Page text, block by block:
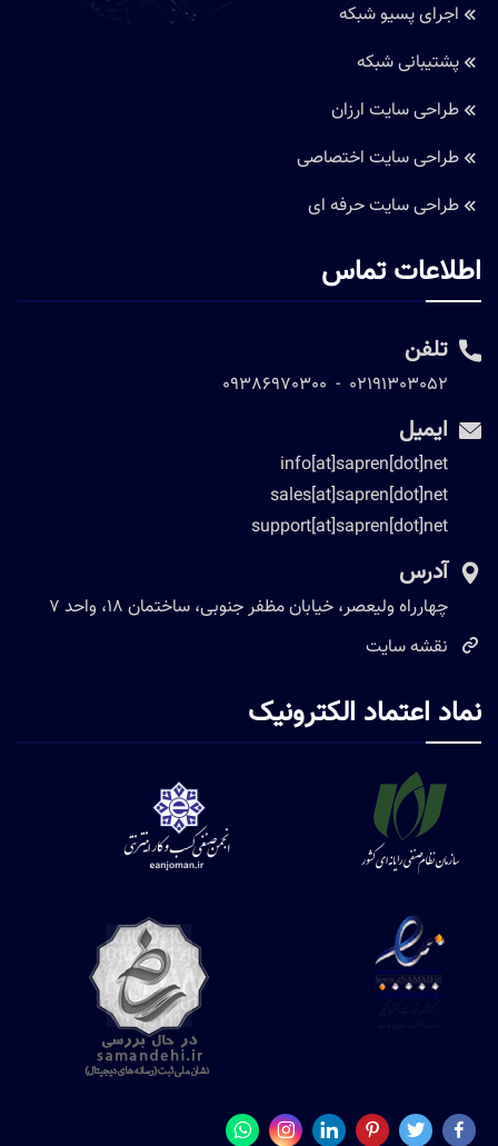
اجرای پسیو شبکه
پشتیبانی شبکه
طراحی سایت ارزان
طراحی سایت اختصاصی
طراحی سایت حرفه ای
اطلاعات تماس
تلفن
02191303052
-
09386970300
ایمیل
info[at]sapren[dot]net
sales[at]sapren[dot]net
support[at]sapren[dot]net
آدرس
چهارراه ولیعصر، خیابان مظفر جنوبی، ساختمان 18، واحد 7
نقشه سایت
نماد اعتماد الکترونیک